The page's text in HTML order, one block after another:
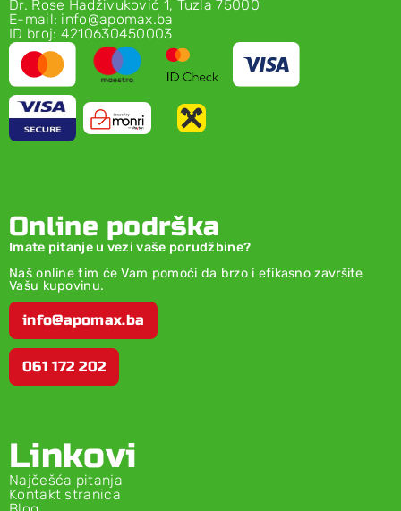
Dr. Rose Hadživuković 1, Tuzla 75000
E-mail: info@apomax.ba
ID broj: 4210630450003
Online podrška
Imate pitanje u vezi vaše porudžbine?
Naš online tim će Vam pomoći da brzo i efikasno završite
Vašu kupovinu.
info@apomax.ba
061 172 202
Linkovi
Najčešća pitanja
Kontakt stranica